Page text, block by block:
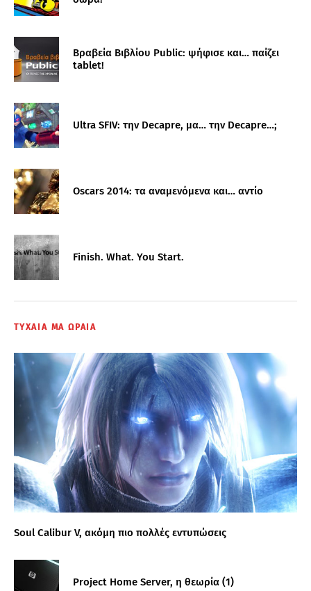
Βραβεία Βιβλίου Public: ψήφισε και… παίζει
tablet!
Ultra SFIV: την Decapre, μα… την Decapre…;
Oscars 2014: τα αναμενόμενα και… αντίο
Finish. What. You Start.
ΤΥΧΑΙΑ ΜΑ ΩΡΑΙΑ
Soul Calibur V, ακόμη πιο πολλές εντυπώσεις
Project Home Server, η θεωρία (1)